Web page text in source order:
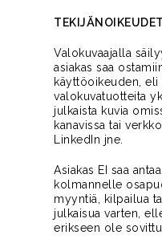
Valokuvaajalla
asiakas saa
käyttöoikeuden, eli
valokuvatuotteita
julkaista kuvia
kanavissa tai
LinkedIn jne.
Asiakas EI saa
kolmannelle
myyntiä, kilpailua
julkaisua varten,
erikseen ole